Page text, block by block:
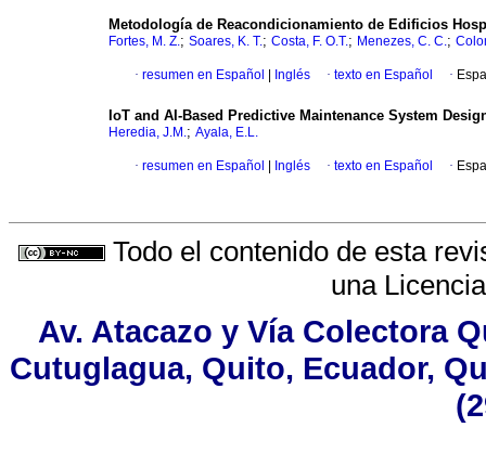
Metodología de Reacondicionamiento de Edificios
Fortes, M. Z.; Soares, K. T.; Costa, F. O.T.; Menezes, C. C.;
· resumen en Español Inglés · texto en Español ·
IoT and AI-Based Predictive Maintenance System
Heredia, J.M.; Ayala, E.L.
· resumen en Español Inglés · texto en Español ·
Todo el contenido de esta
una
Av. Atacazo y Vía Colectora
Cutuglagua, Quito, Ecuador,